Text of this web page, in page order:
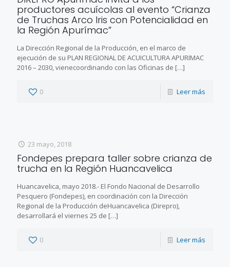
productores acuícolas al evento “Crianza
de Truchas Arco Iris con Potencialidad en
la Región Apurímac”
La Dirección Regional de la Producción, en el marco de
ejecución de su PLAN REGIONAL DE ACUICULTURA APURIMAC
2016 – 2030, vienecoordinando con las Oficinas de […]
0 Leer más
23 mayo, 2018
Fondepes prepara taller sobre crianza de
trucha en la Región Huancavelica
Huancavelica, mayo 2018.- El Fondo Nacional de Desarrollo
Pesquero (Fondepes), en coordinación con la Dirección
Regional de la Producción deHuancavelica (Direpro),
desarrollará el viernes 25 de […]
0 Leer más